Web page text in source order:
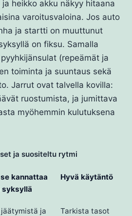
heikko akku näkyy hitaana
varoitusvaloina. Jos auto
ja startti on muuttunut
on fiksu. Samalla
(repeämät ja
toiminta ja suuntaus sekä
Jarrut ovat talvella kovilla:
ruostumista, ja jumittava
myöhemmin kulutuksena
ja suositeltu rytmi
kannattaa
syksyllä
Hyvä käytäntö
ja
Tarkista tasot